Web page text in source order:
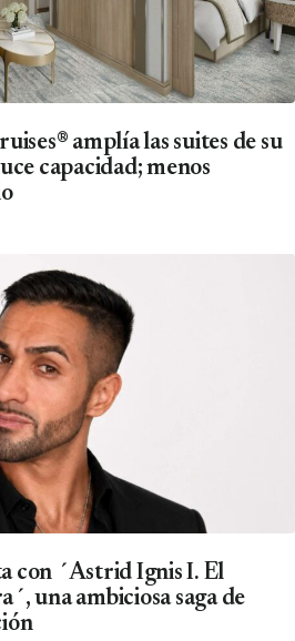
amplía las suites de su
capacidad; menos
con ´Astrid Ignis I. El
una ambiciosa saga de